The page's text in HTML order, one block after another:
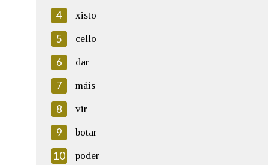
4 xisto
5 cello
6 dar
7 máis
8 vir
9 botar
10 poder